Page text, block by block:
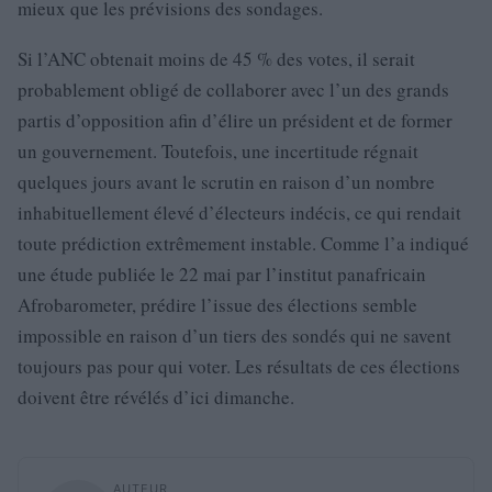
mieux que les prévisions des sondages.
Si l’ANC obtenait moins de 45 % des votes, il serait
probablement obligé de collaborer avec l’un des grands
partis d’opposition afin d’élire un président et de former
un gouvernement. Toutefois, une incertitude régnait
quelques jours avant le scrutin en raison d’un nombre
inhabituellement élevé d’électeurs indécis, ce qui rendait
toute prédiction extrêmement instable. Comme l’a indiqué
une étude publiée le 22 mai par l’institut panafricain
Afrobarometer, prédire l’issue des élections semble
impossible en raison d’un tiers des sondés qui ne savent
toujours pas pour qui voter. Les résultats de ces élections
doivent être révélés d’ici dimanche.
AUTEUR